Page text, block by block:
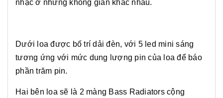
nhạc ở những không gian khác nhau.
Dưới loa được bố trí dải đèn, với 5 led mini sáng
tương ứng với mức dung lượng pin của loa để báo
phần trăm pin.
Hai bên loa sẽ là 2 màng Bass Radiators cộng